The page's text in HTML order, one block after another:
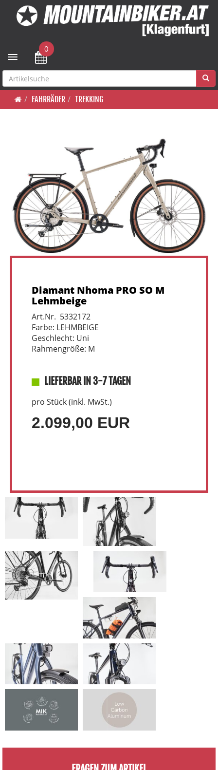
Toggle navigation
0
FAHRRÄDER TREKKING
Diamant Nhoma PRO SO M
Lehmbeige
Art.Nr. 5332172
Farbe: LEHMBEIGE
Geschlecht: Uni
Rahmengröße: M
LIEFERBAR IN 3-7 TAGEN
pro Stück (inkl. MwSt.)
2.099,00 EUR